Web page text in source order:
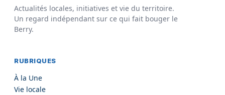
Actualités locales, initiatives et vie du territoire.
Un regard indépendant sur ce qui fait bouger le
Berry.
RUBRIQUES
À la Une
Vie locale